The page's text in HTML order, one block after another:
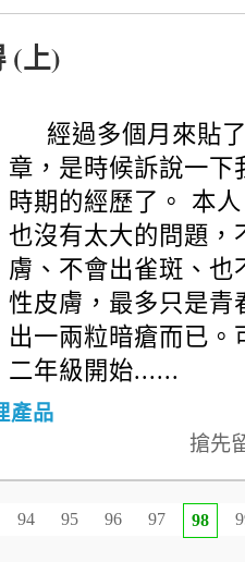
(上)
經過多個月來貼
章，是時候訴說一下
時期的經歷了。 本
也沒有太大的問題，
膚、不會出雀斑、也
性皮膚，最多只是青
出一兩粒暗瘡而已。
二年級開始......
產品
搶先
94 95 96 97 98